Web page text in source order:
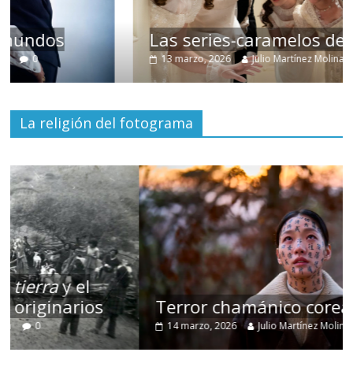
Las series-caramelos de Shondaland
13 marzo, 2026 Julio Martínez Molina 0
La religión del fotograma
Terror chamánico coreano
14 marzo, 2026 Julio Martínez Molina 0